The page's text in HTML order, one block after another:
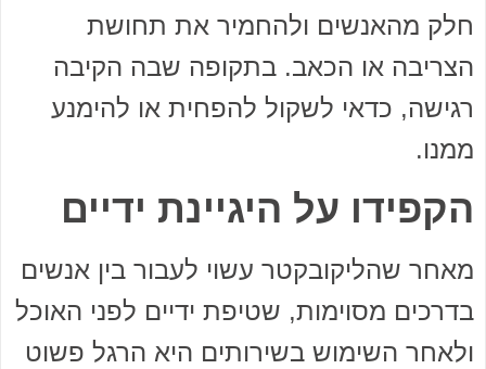
חלק מהאנשים ולהחמיר את תחושת
הצריבה או הכאב. בתקופה שבה הקיבה
רגישה, כדאי לשקול להפחית או להימנע
ממנו.
הקפידו על היגיינת ידיים
מאחר שהליקובקטר עשוי לעבור בין אנשים
בדרכים מסוימות, שטיפת ידיים לפני האוכל
ולאחר השימוש בשירותים היא הרגל פשוט